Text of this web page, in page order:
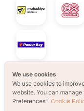
We use cookies
We use cookies to
website. You can
Preferences". Cookie